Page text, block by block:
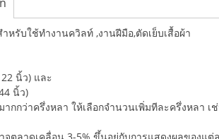
หรับใช้ทำงานควิลท์ ,งานฝีมือ,ตัดเย็บเสื้อผ้า
นิ้ว) และ
นิ้ว)
กกว่าครึ่งหลา ให้เลือกจำนวนเพิ่มทีละครึ่งหลา